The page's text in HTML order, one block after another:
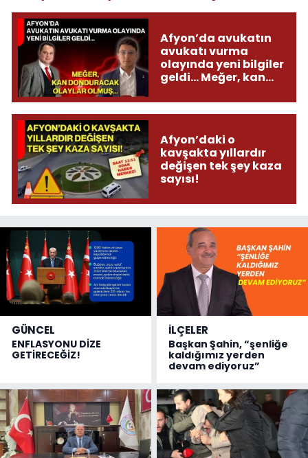
Afyon’da avukatın
avukatı vurma
olayında yeni bilgiler
geldi... Meğer, kan
olmuş...
Afyon’daki o
kavşakta yıllardır
değişen tek şey kaza
sayısı!
GÜNCEL
ENFLASYONU DİZE
GETİRECEĞİZ!
İLÇELER
Başkan Şahin, “şenliğe
kaldığımız yerden
devam ediyoruz”